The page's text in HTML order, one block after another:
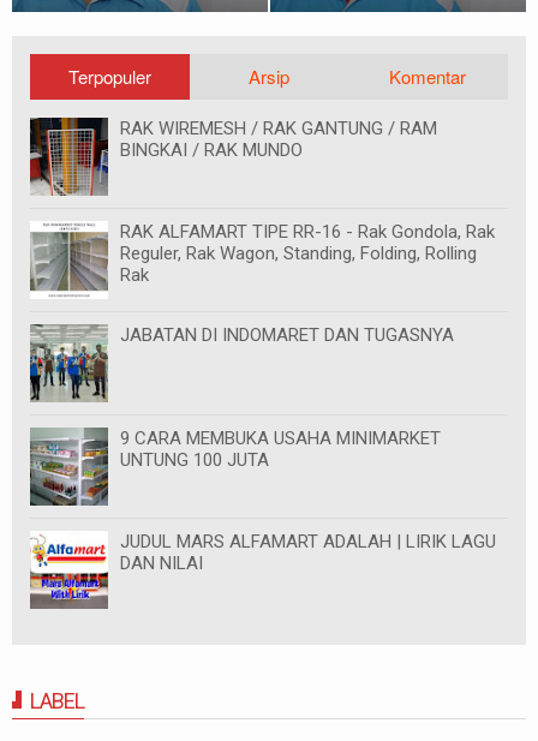
Terpopuler Arsip Komentar
RAK WIREMESH / RAK GANTUNG / RAM
BINGKAI / RAK MUNDO
RAK ALFAMART TIPE RR-16 - Rak Gondola, Rak
Reguler, Rak Wagon, Standing, Folding, Rolling
Rak
JABATAN DI INDOMARET DAN TUGASNYA
9 CARA MEMBUKA USAHA MINIMARKET
UNTUNG 100 JUTA
JUDUL MARS ALFAMART ADALAH | LIRIK LAGU
DAN NILAI
LABEL